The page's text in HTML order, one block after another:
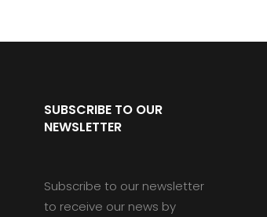
SUBSCRIBE TO OUR
NEWSLETTER
Subscribe to our newsletter
to receive our news by